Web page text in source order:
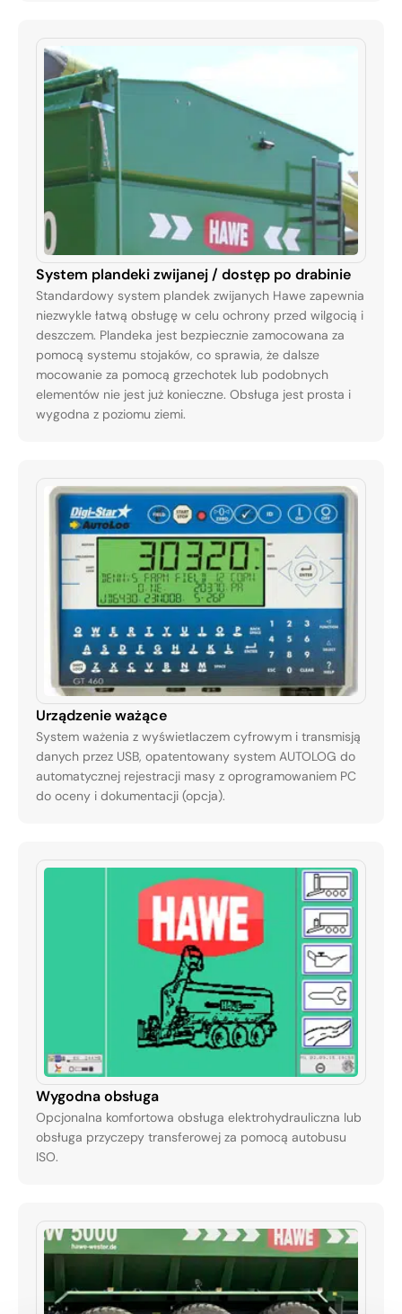
System plandeki zwijanej / dostęp po drabinie
Standardowy system plandek zwijanych Hawe zapewnia
niezwykle łatwą obsługę w celu ochrony przed wilgocią i
deszczem. Plandeka jest bezpiecznie zamocowana za
pomocą systemu stojaków, co sprawia, że ​​dalsze
mocowanie za pomocą grzechotek lub podobnych
elementów nie jest już konieczne. Obsługa jest prosta i
wygodna z poziomu ziemi.
Urządzenie ważące
System ważenia z wyświetlaczem cyfrowym i transmisją
danych przez USB, opatentowany system AUTOLOG do
automatycznej rejestracji masy z oprogramowaniem PC
do oceny i dokumentacji (opcja).
Wygodna obsługa
Opcjonalna komfortowa obsługa elektrohydrauliczna lub
obsługa przyczepy transferowej za pomocą autobusu
ISO.